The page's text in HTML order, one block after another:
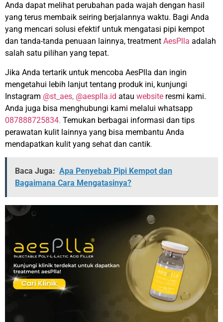
Anda dapat melihat perubahan pada wajah dengan hasil
yang terus membaik seiring berjalannya waktu. Bagi Anda
yang mencari solusi efektif untuk mengatasi pipi kempot
dan tanda-tanda penuaan lainnya, treatment AesPlla adalah
salah satu pilihan yang tepat.
Jika Anda tertarik untuk mencoba AesPlla dan ingin
mengetahui lebih lanjut tentang produk ini, kunjungi
Instagram @st_aes, @aesplla.id atau website resmi kami.
Anda juga bisa menghubungi kami melalui whatsapp
087888725834. Temukan berbagai informasi dan tips
perawatan kulit lainnya yang bisa membantu Anda
mendapatkan kulit yang sehat dan cantik.
Baca Juga: Apa Penyebab Pipi Kempot dan
Bagaimana Cara Mengatasinya?